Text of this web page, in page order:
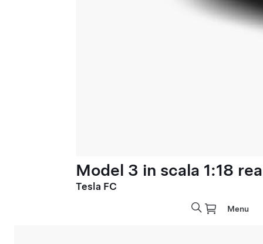
Model 3 in scala 1:18
Tesla FC
Menu